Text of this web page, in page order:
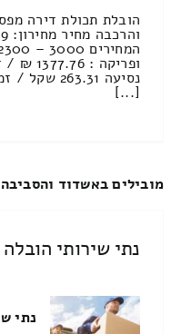
הובלת תכולת דירה
[...]
מובילים באשדוד והסביבה
נתי שירותי הובלה
נתי